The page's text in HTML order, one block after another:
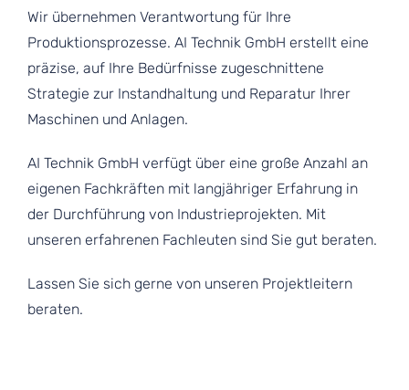
Wir übernehmen Verantwortung für Ihre
Produktionsprozesse. AI Technik GmbH erstellt eine
präzise, auf Ihre Bedürfnisse zugeschnittene
Strategie zur Instandhaltung und Reparatur Ihrer
Maschinen und Anlagen.
AI Technik GmbH verfügt über eine große Anzahl an
eigenen Fachkräften mit langjähriger Erfahrung in
der Durchführung von Industrieprojekten. Mit
unseren erfahrenen Fachleuten sind Sie gut beraten.
Lassen Sie sich gerne von unseren Projektleitern
beraten.